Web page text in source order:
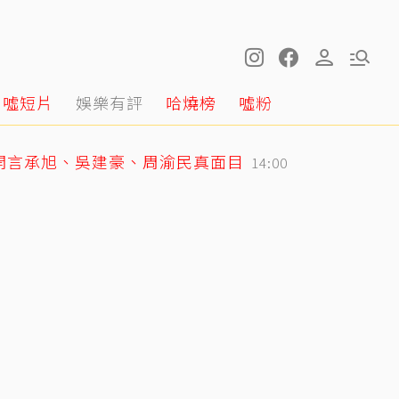
噓短片 娛樂有評 哈燒榜 噓粉
承旭、吳建豪、周渝民真面目 14:00